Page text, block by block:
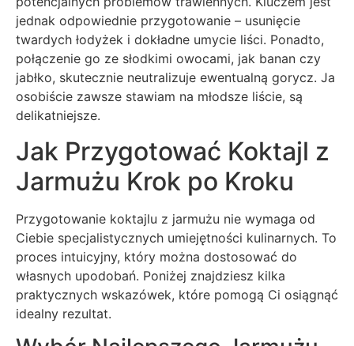
jednak odpowiednie przygotowanie – usunięcie
twardych łodyżek i dokładne umycie liści. Ponadto,
połączenie go ze słodkimi owocami, jak banan czy
jabłko, skutecznie neutralizuje ewentualną gorycz. Ja
osobiście zawsze stawiam na młodsze liście, są
delikatniejsze.
Jak Przygotować Koktajl z
Jarmużu Krok po Kroku
Przygotowanie koktajlu z jarmużu nie wymaga od
Ciebie specjalistycznych umiejętności kulinarnych. To
proces intuicyjny, który można dostosować do
własnych upodobań. Poniżej znajdziesz kilka
praktycznych wskazówek, które pomogą Ci osiągnąć
idealny rezultat.